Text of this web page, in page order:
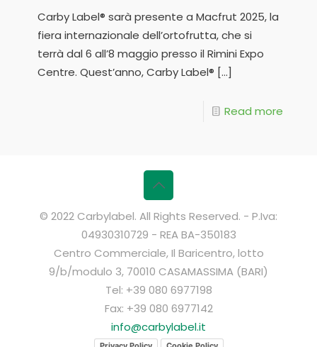
Carby Label® sarà presente a Macfrut 2025, la
fiera internazionale dell’ortofrutta, che si
terrà dal 6 all’8 maggio presso il Rimini Expo
Centre. Quest’anno, Carby Label® […]
Read more
© 2022 Carbylabel. All Rights Reserved. - P.Iva:
04930310729 - REA BA-350183
Centro Commerciale, Il Baricentro, lotto
9/b/modulo 3, 70010 CASAMASSIMA (BARI)
Tel: +39 080 6977198
Fax: +39 080 6977142
info@carbylabel.it